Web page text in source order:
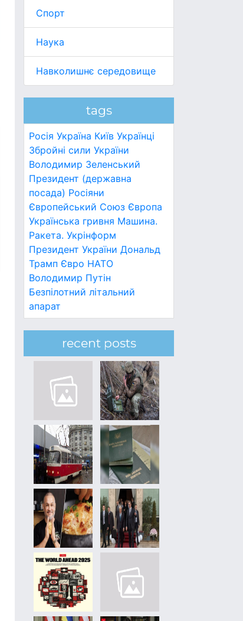
Спорт
Наука
Навколишнє середовище
tags
Росія Україна Київ Українці
Збройні сили України
Володимир Зеленський
Президент (державна
посада) Росіяни
Європейський Союз Європа
Українська гривня Машина.
Ракета. Укрінформ
Президент України Дональд
Трамп Євро НАТО
Володимир Путін
Безпілотний літальний
апарат
recent posts